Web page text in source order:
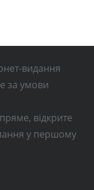
видання
за умови
відкрите
у першому